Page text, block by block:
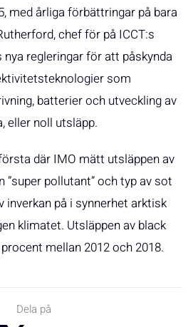
med årliga förbättringar på bara
chef för på ICCT:s
nya regleringar för att påskynda
som
batterier och utveckling av
eller noll utsläpp.
där IMO mätt utsläppen av
”super pollutant” och typ av sot
på i synnerhet arktisk
klimatet. Utsläppen av black
mellan 2012 och 2018.
Dela på